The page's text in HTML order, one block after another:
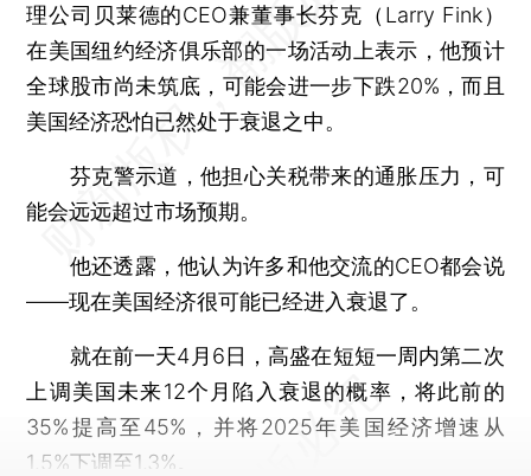
理公司贝莱德的CEO兼董事长芬克（Larry Fink）
在美国纽约经济俱乐部的一场活动上表示，他预计
全球股市尚未筑底，可能会进一步下跌20%，而且
美国经济恐怕已然处于衰退之中。
芬克警示道，他担心关税带来的通胀压力，可
能会远远超过市场预期。
他还透露，他认为许多和他交流的CEO都会说
——现在美国经济很可能已经进入衰退了。
就在前一天4月6日，高盛在短短一周内第二次
上调美国未来12个月陷入衰退的概率，将此前的
35%提高至45%，并将2025年美国经济增速从
1.5%下调至1.3%。